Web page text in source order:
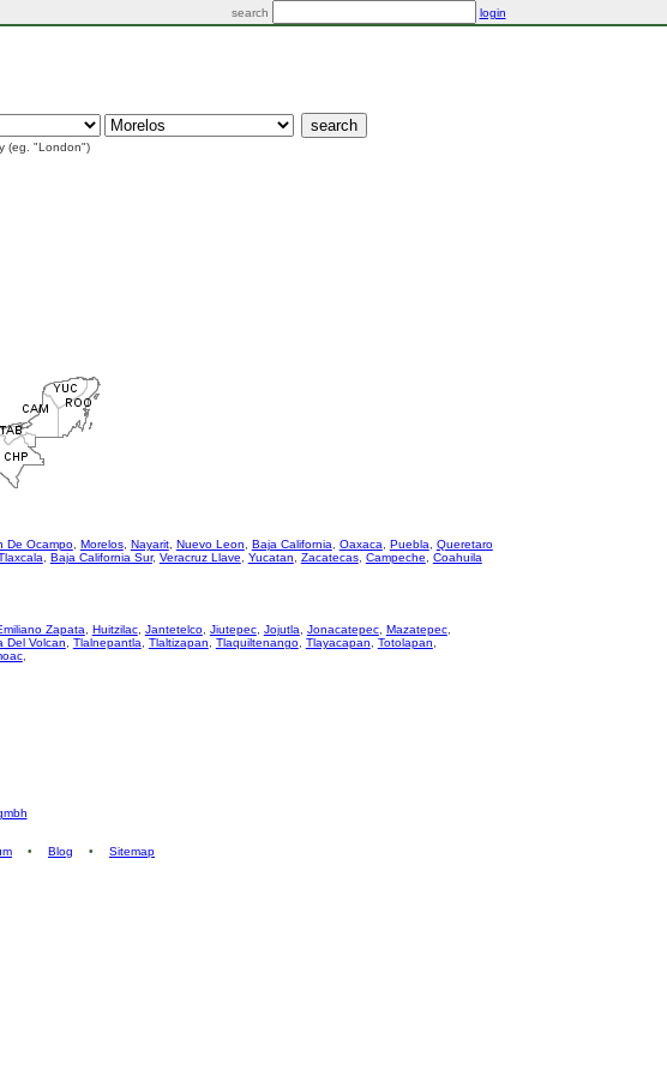
search login
(eg. "London")
De Ocampo, Morelos, Nayarit, Nuevo Leon Baja California Oaxaca Puebla
Queretaro
Baja California Sur, Veracruz Llave Yucatan Zacatecas, Campeche
Coahuila
Zapata Huitzilac, Jantetelco, Jiutepec, Jojutla Jonacatepec, Mazatepec,
Del Volcan Tlalnepantla Tlaltizapan Tlaquiltenango, Tlayacapan Totolapan
,
• Blog • Sitemap